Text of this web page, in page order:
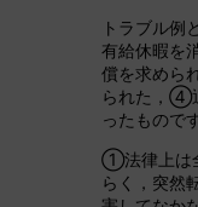
トラブル
有給休暇を
償を求めら
られた，④
ったものです
①法律上は
らく，突然